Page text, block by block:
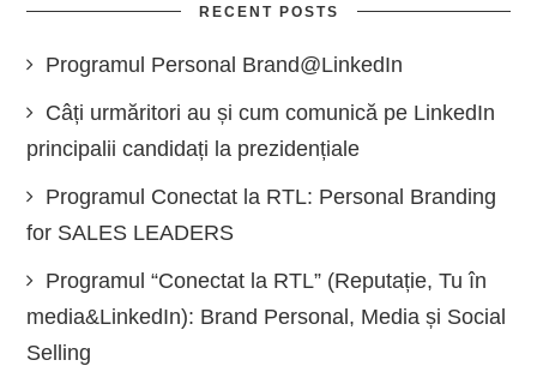
RECENT POSTS
Programul Personal Brand@LinkedIn
Câți urmăritori au și cum comunică pe LinkedIn
principalii candidați la prezidențiale
Programul Conectat la RTL: Personal Branding
for SALES LEADERS
Programul “Conectat la RTL” (Reputație, Tu în
media&LinkedIn): Brand Personal, Media și Social
Selling